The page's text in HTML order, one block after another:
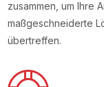
zusammen, um Ihre
maßgeschneiderte
übertreffen.